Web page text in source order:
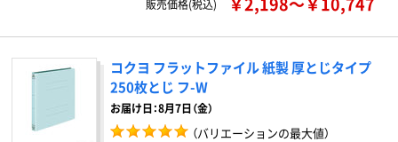
販売価格(税込)
コクヨ フラットファイル 紙製 厚とじタイプ
250枚とじ フ-W
お届け日：8月7日（金）
（バリエーションの最大値）